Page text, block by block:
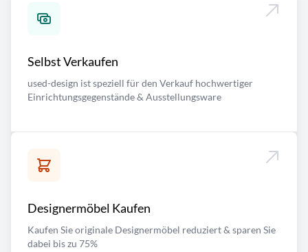
Selbst Verkaufen
used-design ist speziell für den Verkauf hochwertiger
Einrichtungsgegenstände & Ausstellungsware
Designermöbel Kaufen
Kaufen Sie originale Designermöbel reduziert & sparen Sie
dabei bis zu 75%